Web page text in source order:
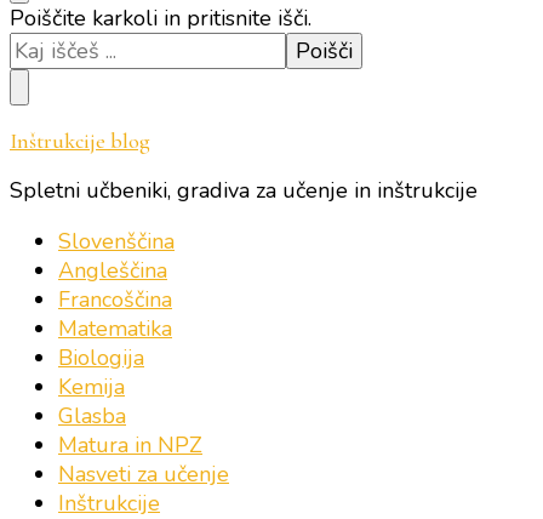
Iščeš
kaj?
Poiščite karkoli in pritisnite išči.
Inštrukcije blog
Spletni učbeniki, gradiva za učenje in inštrukcije
Slovenščina
Angleščina
Francoščina
Matematika
Biologija
Kemija
Glasba
Matura in NPZ
Nasveti za učenje
Inštrukcije